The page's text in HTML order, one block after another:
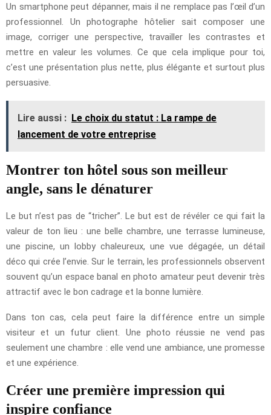
Un smartphone peut dépanner, mais il ne remplace pas l’œil d’un
professionnel. Un photographe hôtelier sait composer une
image, corriger une perspective, travailler les contrastes et
mettre en valeur les volumes. Ce que cela implique pour toi,
c’est une présentation plus nette, plus élégante et surtout plus
persuasive.
Lire aussi : Le choix du statut : La rampe de
lancement de votre entreprise
Montrer ton hôtel sous son meilleur
angle, sans le dénaturer
Le but n’est pas de “tricher”. Le but est de révéler ce qui fait la
valeur de ton lieu : une belle chambre, une terrasse lumineuse,
une piscine, un lobby chaleureux, une vue dégagée, un détail
déco qui crée l’envie. Sur le terrain, les professionnels observent
souvent qu’un espace banal en photo amateur peut devenir très
attractif avec le bon cadrage et la bonne lumière.
Dans ton cas, cela peut faire la différence entre un simple
visiteur et un futur client. Une photo réussie ne vend pas
seulement une chambre : elle vend une ambiance, une promesse
et une expérience.
Créer une première impression qui
inspire confiance